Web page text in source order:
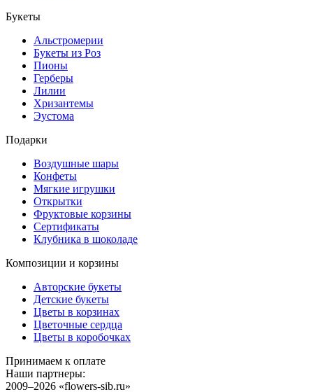
Букеты
Альстромерии
Букеты из Роз
Пионы
Герберы
Лилии
Хризантемы
Эустома
Подарки
Воздушные шары
Конфеты
Мягкие игрушки
Открытки
Фруктовые корзины
Сертификаты
Клубника в шоколаде
Композиции и корзины
Авторские букеты
Детские букеты
Цветы в корзинах
Цветочные сердца
Цветы в коробочках
Принимаем к оплате
Наши партнеры:
2009–2026 «flowers-sib.ru»